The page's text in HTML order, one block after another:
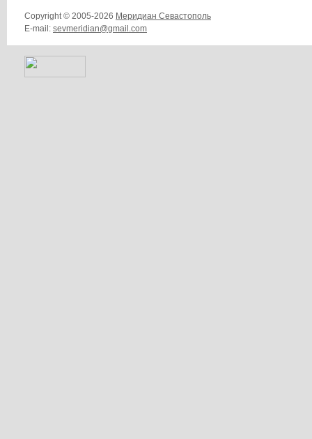
Copyright © 2005-2026 Меридиан Севастополь
E-mail: sevmeridian@gmail.com